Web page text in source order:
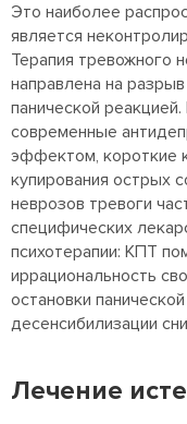
Это наиболее
является
Терапия тревожного
направлена на
панической
современные
эффектом, короткие
купирования острых
неврозов тревоги
специфических
психотерапии: КПТ
иррациональность
остановки
десенсибилизации
Лечение